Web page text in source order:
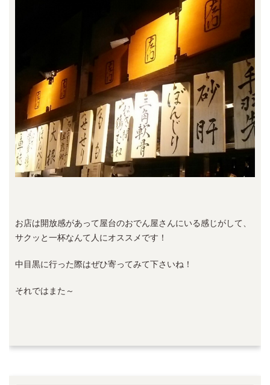
お店は開放感があって屋台のおでん屋さんにいる感じがして、
サクッと一杯なんて人にオススメです！
中目黒に行った際はぜひ寄ってみて下さいね！
それではまた～